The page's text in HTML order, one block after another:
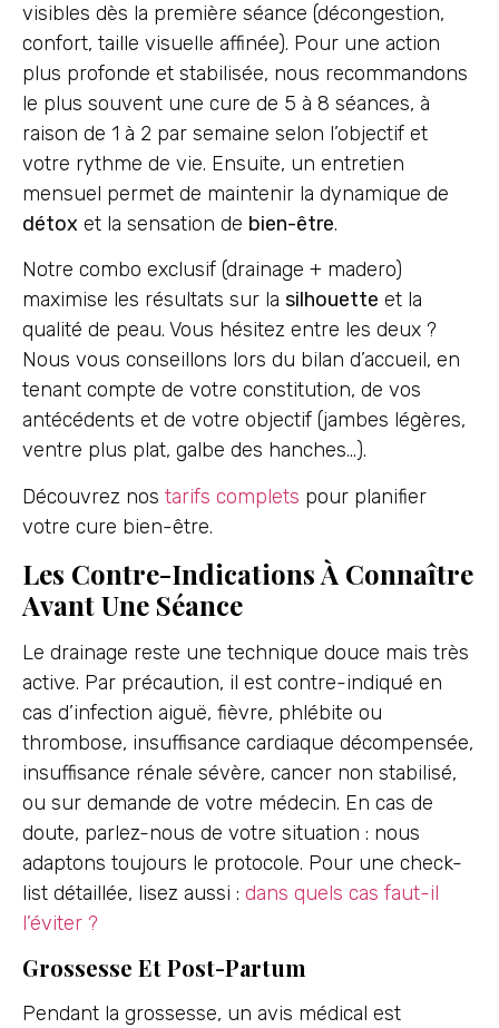
visibles dès la première séance (décongestion,
confort, taille visuelle affinée). Pour une action
plus profonde et stabilisée, nous recommandons
le plus souvent une cure de 5 à 8 séances, à
raison de 1 à 2 par semaine selon l’objectif et
votre rythme de vie. Ensuite, un entretien
mensuel permet de maintenir la dynamique de
détox et la sensation de bien-être.
Notre combo exclusif (drainage + madero)
maximise les résultats sur la silhouette et la
qualité de peau. Vous hésitez entre les deux ?
Nous vous conseillons lors du bilan d’accueil, en
tenant compte de votre constitution, de vos
antécédents et de votre objectif (jambes légères,
ventre plus plat, galbe des hanches…).
Découvrez nos tarifs complets pour planifier
votre cure bien-être.
Les Contre-Indications À Connaître
Avant Une Séance
Le drainage reste une technique douce mais très
active. Par précaution, il est contre-indiqué en
cas d’infection aiguë, fièvre, phlébite ou
thrombose, insuffisance cardiaque décompensée,
insuffisance rénale sévère, cancer non stabilisé,
ou sur demande de votre médecin. En cas de
doute, parlez-nous de votre situation : nous
adaptons toujours le protocole. Pour une check-
list détaillée, lisez aussi : dans quels cas faut-il
l’éviter ?
Grossesse Et Post-Partum
Pendant la grossesse, un avis médical est